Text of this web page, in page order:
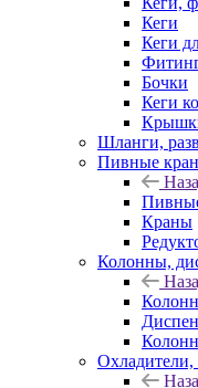
Кеги
Кеги
Бочки
Кеги
Шланги,
Пивные
Краны
Колонны,
Охладители,